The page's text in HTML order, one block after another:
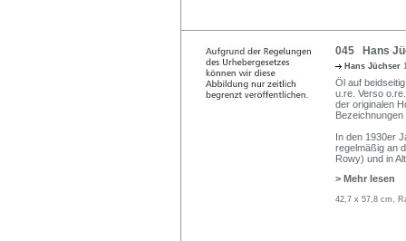
045 Hans
Hans Jüchser
Öl auf
u.re. Verso
der originalen
Bezeichnungen
In den 1930er
regelmäßig an
Rowy) und in
> Mehr lesen
42,7 x 57,8 cm,